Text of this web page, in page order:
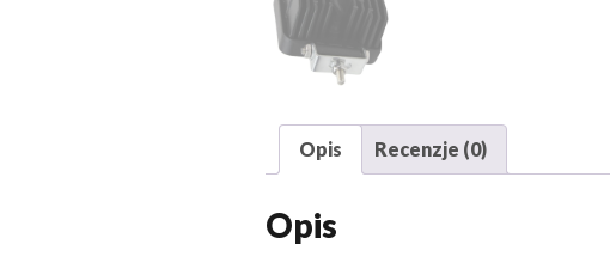
Opis Recenzje (0)
Opis